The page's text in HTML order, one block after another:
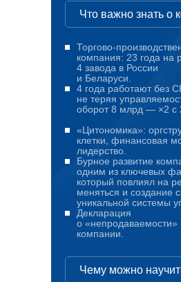
Что важно знать о
Чему можно
компания: 23 года на
4 завода в России
и Беларуси.
4 года работают без
не теряя
оборот 8 млрд — ×2 с
«Цитономика»:
клетки, финансовая
лидерство.
Бурное развитие
одним из ключевых
который повлиял на
меняться и создание
уникальной системы
Декларация
о «непродаваемости»
компании.